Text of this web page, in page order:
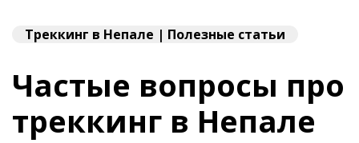
Треккинг в Непале | Полезные статьи
Частые вопросы про
треккинг в Непале